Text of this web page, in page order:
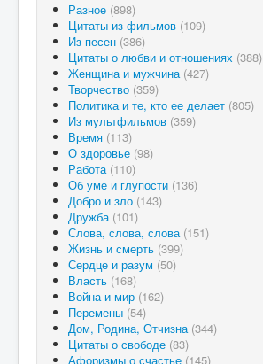
Разное (898)
Цитаты из фильмов (109)
Из песен (386)
Цитаты о любви и отношениях (388)
Женщина и мужчина (427)
Творчество (359)
Политика и те, кто ее делает (805)
Из мультфильмов (359)
Время (113)
О здоровье (98)
Работа (110)
Об уме и глупости (136)
Добро и зло (143)
Дружба (101)
Слова, слова, слова (151)
Жизнь и смерть (399)
Сердце и разум (50)
Власть (168)
Война и мир (162)
Перемены (54)
Дом, Родина, Отчизна (344)
Цитаты о свободе (83)
Афоризмы о счастье (145)